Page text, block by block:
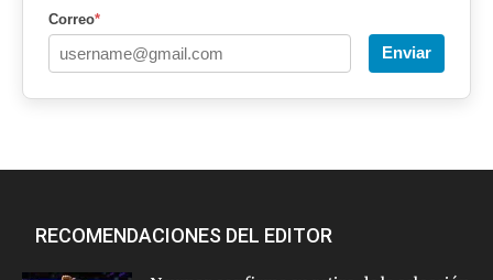
Correo*
Enviar
RECOMENDACIONES DEL EDITOR